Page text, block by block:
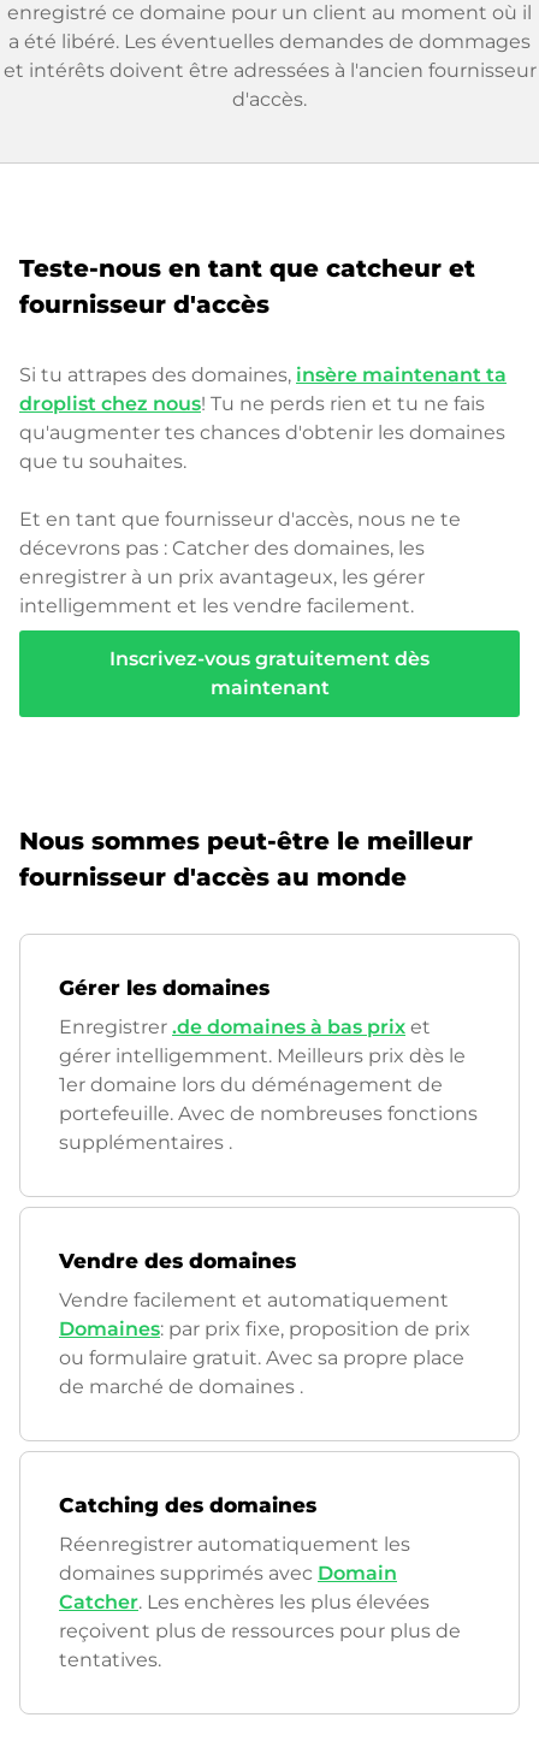
enregistré ce domaine pour un client au moment où il
a été libéré. Les éventuelles demandes de dommages
et intérêts doivent être adressées à l'ancien fournisseur
d'accès.
Teste-nous en tant que catcheur et
fournisseur d'accès
Si tu attrapes des domaines, insère maintenant ta
droplist chez nous! Tu ne perds rien et tu ne fais
qu'augmenter tes chances d'obtenir les domaines
que tu souhaites.
Et en tant que fournisseur d'accès, nous ne te
décevrons pas : Catcher des domaines, les
enregistrer à un prix avantageux, les gérer
intelligemment et les vendre facilement.
Inscrivez-vous gratuitement dès
maintenant
Nous sommes peut-être le meilleur
fournisseur d'accès au monde
Gérer les domaines
Enregistrer .de domaines à bas prix et
gérer intelligemment. Meilleurs prix dès le
1er domaine lors du déménagement de
portefeuille. Avec de nombreuses fonctions
supplémentaires .
Vendre des domaines
Vendre facilement et automatiquement
Domaines: par prix fixe, proposition de prix
ou formulaire gratuit. Avec sa propre place
de marché de domaines .
Catching des domaines
Réenregistrer automatiquement les
domaines supprimés avec Domain
Catcher. Les enchères les plus élevées
reçoivent plus de ressources pour plus de
tentatives.